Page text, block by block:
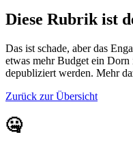
Diese Rubrik ist
Das ist schade, aber das
etwas mehr Budget ein Dorn
depubliziert werden. Mehr
Zurück zur Übersicht
🤐